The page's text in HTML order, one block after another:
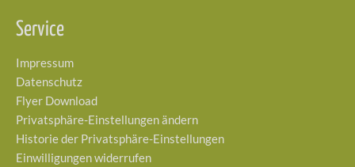
Service
Impressum
Datenschutz
Flyer Download
Privatsphäre-Einstellungen ändern
Historie der Privatsphäre-Einstellungen
Einwilligungen widerrufen